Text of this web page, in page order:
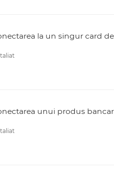
la un singur card
unui produs bancar